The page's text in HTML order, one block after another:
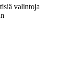
valintoja